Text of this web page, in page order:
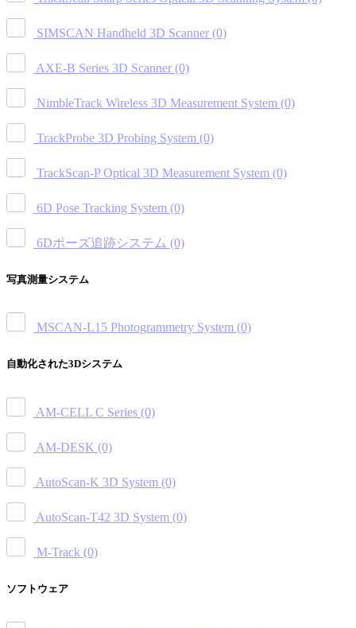
SIMSCAN Handheld 3D Scanner (0)
AXE-B Series 3D Scanner (0)
NimbleTrack Wireless 3D Measurement System (0)
TrackProbe 3D Probing System (0)
TrackScan-P Optical 3D Measurement System (0)
6D Pose Tracking System (0)
6Dポーズ追跡システム (0)
写真測量システム
MSCAN-L15 Photogrammetry System (0)
自動化された3Dシステム
AM-CELL C Series (0)
AM-DESK (0)
AutoScan-K 3D System (0)
AutoScan-T42 3D System (0)
M-Track (0)
ソフトウェア